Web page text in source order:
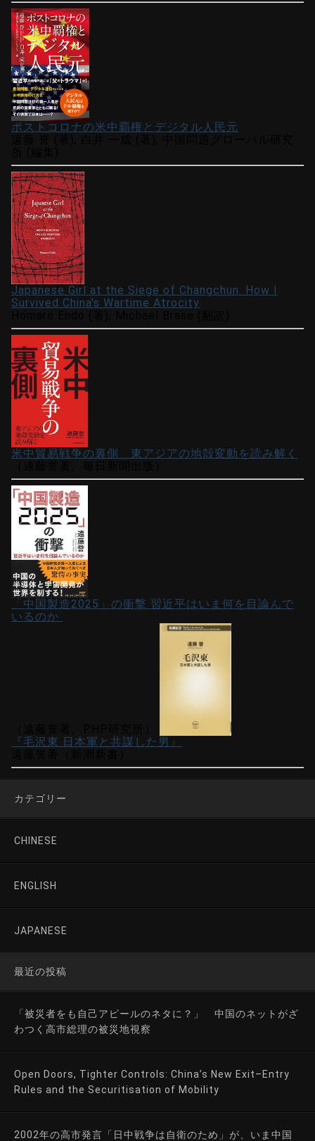
ポストコロナの米中覇権とデジタル人民元
Japanese Girl at the Siege of Changchun: How I
Survived China's Wartime Atrocity
米中貿易戦争の裏側 東アジアの地殻変動を読み解く
「中国製造2025」の衝撃 習近平はいま何を目論んで
いるのか
『毛沢東 日本軍と共謀した男』
カテゴリー
CHINESE
ENGLISH
JAPANESE
最近の投稿
「被災者をも自己アピールのネタに？」 中国のネットがざ
わつく高市総理の被災地視察
Open Doors, Tighter Controls: China’s New Exit–Entry
Rules and the Securitisation of Mobility
2002年の高市発言「日中戦争は自衛のため」が、いま中国